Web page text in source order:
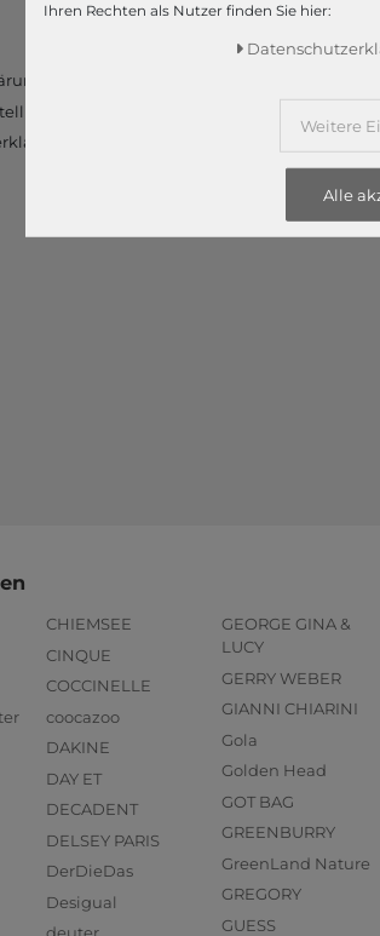
Rücksendung
Rückrufservice
CHIEMSEE
CINQUE
COCCINELLE
coocazoo
DAKINE
DAY ET
DECADENT
DELSEY PARIS
DerDieDas
Desigual
GEORGE GINA &
LUCY
GERRY WEBER
GIANNI CHIARINI
Gola
Golden Head
GOT BAG
GREENBURRY
GreenLand Nature
GREGORY
GUESS
Ihren Rechten als Nutzer finden Sie hier:
Weitere
Alle